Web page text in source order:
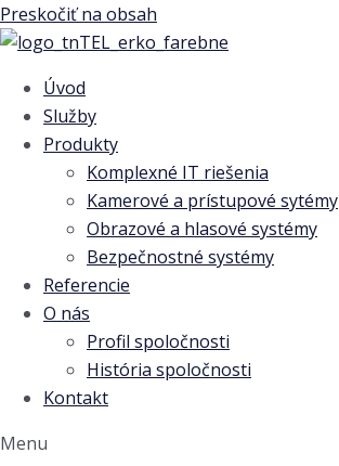
Preskočiť na obsah
Úvod
Služby
Produkty
Komplexné IT riešenia
Kamerové a prístupové sytémy
Obrazové a hlasové systémy
Bezpečnostné systémy
Referencie
O nás
Profil spoločnosti
História spoločnosti
Kontakt
Menu